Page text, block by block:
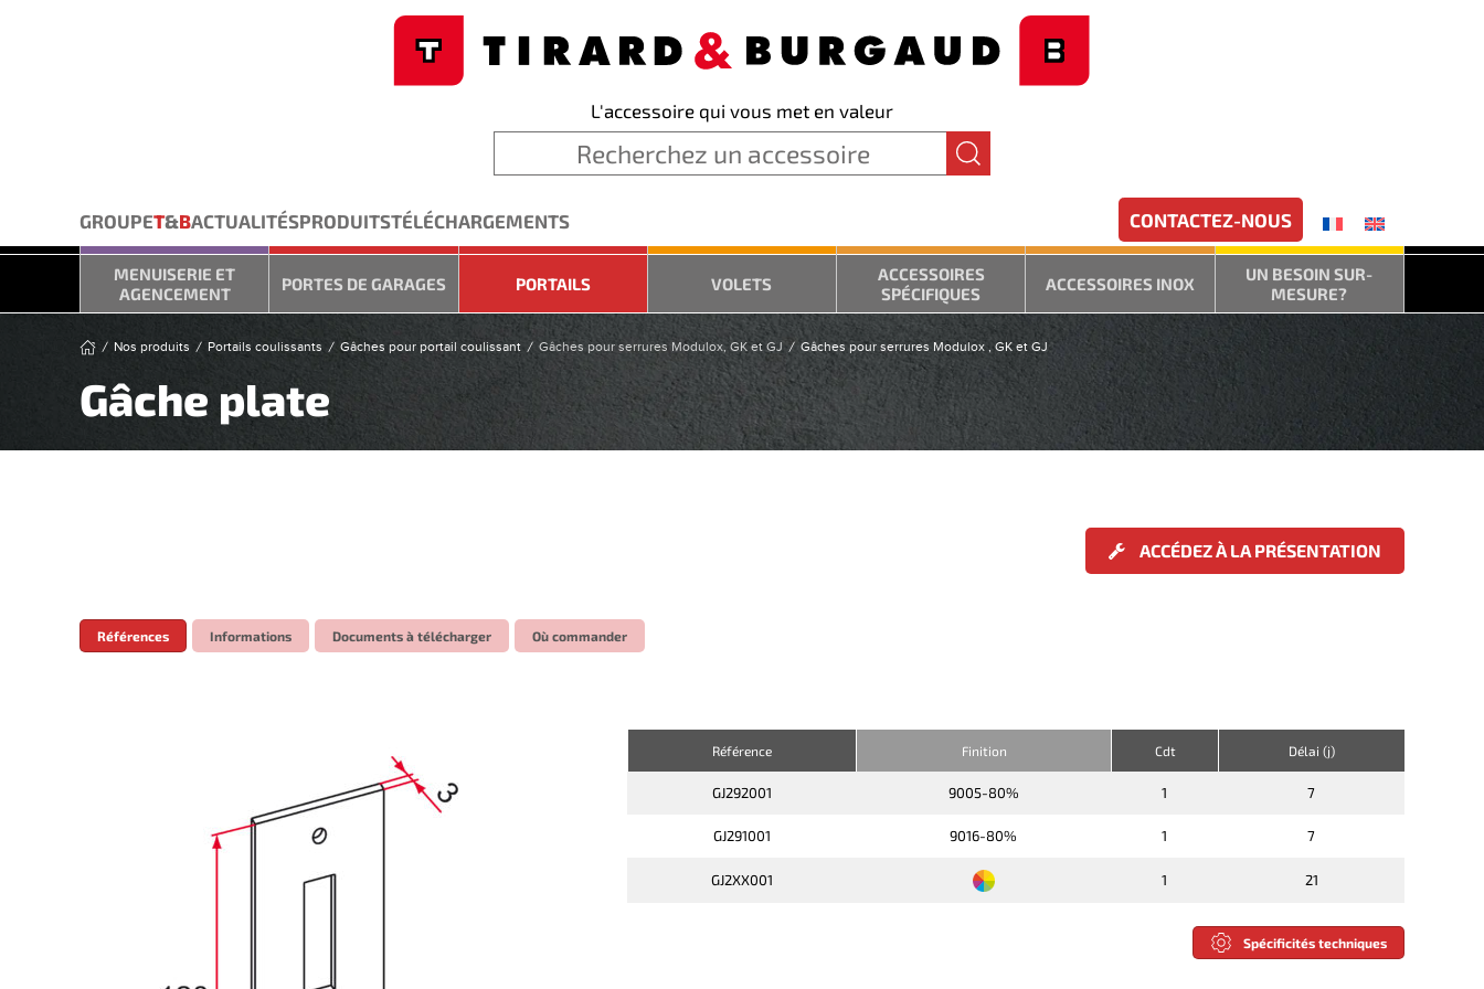
L'accessoire qui vous met en valeur
GROUPET&BACTUALITÉSPRODUITSTÉLÉCHARGEMENTS CONTACTEZ-NOUS
MENUISERIE ET
AGENCEMENT
PORTES DE GARAGES PORTAILS VOLETS
ACCESSOIRES
SPÉCIFIQUES
ACCESSOIRES INOX
UN BESOIN SUR-
MESURE?
Nos produits Portails coulissants Gâches pour portail coulissant Gâches pour serrures Modulox, GK et GJ Gâches pour serrures Modulox , GK et GJ
Gâche plate
ACCÉDEZ À LA PRÉSENTATION
Références Informations Documents à télécharger Où commander
Référence Finition Cdt Délai (j)
GJ292001 9005-80% 1 7
GJ291001 9016-80% 1 7
GJ2XX001 1 21
Spécificités techniques